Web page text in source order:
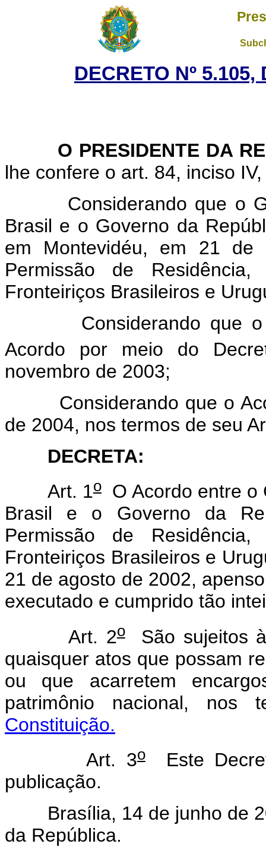
DECRETO Nº
O PRESIDENTE DA
lhe confere o art. 84, inciso
Considerando que o
Brasil e o Governo da
em Montevidéu, em 21 de
Permissão de
Fronteiriços Brasileiros e
Considerando que o
Acordo por meio do
novembro de 2003;
Considerando que o
de 2004, nos termos de seu
DECRETA:
Art. 1oO Acordo entre o
Brasil e o Governo da
Permissão de
Fronteiriços Brasileiros e
21 de agosto de 2002,
executado e cumprido tão
Art. 2oSão sujeitos à
quaisquer atos que possam
ou que acarretem
patrimônio nacional,
Constituição.
Art. 3oEste
publicação.
Brasília, 14 de junho de
da República.